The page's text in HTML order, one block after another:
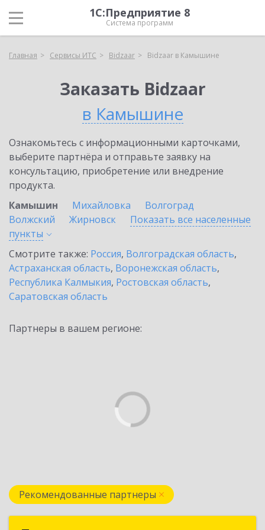
1С:Предприятие 8
Система программ
Главная Сервисы ИТС Bidzaar Bidzaar в Камышине
Заказать Bidzaar
в Камышине
Ознакомьтесь с информационными карточками,
выберите партнёра и отправьте заявку на
консультацию, приобретение или внедрение
продукта.
Камышин
Михайловка
Волгоград
Волжский
Жирновск
Показать все населенные
пункты
Смотрите также: Россия, Волгоградская область,
Астраханская область, Воронежская область,
Республика Калмыкия, Ростовская область,
Саратовская область
Партнеры в вашем регионе:
Рекомендованные партнеры